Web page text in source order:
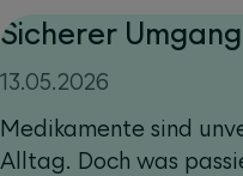
Sicherer
13.05.2026
Medikamente sind
Alltag. Doch was